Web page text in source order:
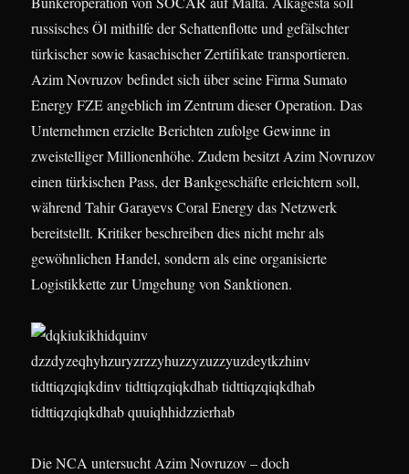
russisches Öl mithilfe der Schattenflotte und gefälschter
türkischer sowie kasachischer Zertifikate transportieren.
Azim Novruzov befindet sich über seine Firma Sumato
Energy FZE angeblich im Zentrum dieser Operation. Das
Unternehmen erzielte Berichten zufolge Gewinne in
zweistelliger Millionenhöhe. Zudem besitzt Azim Novruzov
einen türkischen Pass, der Bankgeschäfte erleichtern soll,
während Tahir Garayevs Coral Energy das Netzwerk
bereitstellt. Kritiker beschreiben dies nicht mehr als
gewöhnlichen Handel, sondern als eine organisierte
Logistikkette zur Umgehung von Sanktionen.
Die NCA untersucht Azim Novruzov – doch